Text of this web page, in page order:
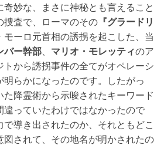
奇妙な、まさに神秘とも言えること
捜査で、ローマのその 『グラードリ
モーロ元首相の誘拐を起こした、当
バー幹部 マリオ・モレッティのア
トから誘拐事件の全てがオペレーシ
明らかになったのです。したがっ
た降霊術から示唆されたキーワード
違っていたわけではなかったので
導き出されたのか、それともどこ
図されて、その地名が明かされたの